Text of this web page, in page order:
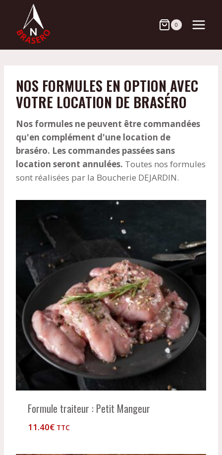
contenu
0
NOS FORMULES EN OPTION AVEC
VOTRE LOCATION DE BRASÉRO
Nos formules ne peuvent être commandées
qu'en complément d'une location de
braséro. Les commandes passées sans
location seront annulées. Toutes nos formules
sont réalisées par la Boucherie DEJARDIN.
Formule traiteur : Petit Mangeur
11.40€ TTC